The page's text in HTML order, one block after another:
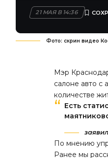
21 МАЯ В 14:36
Фото: скрин видео
Мэр
салоне авто с
количестве
Есть
По мнению
Ранее мы